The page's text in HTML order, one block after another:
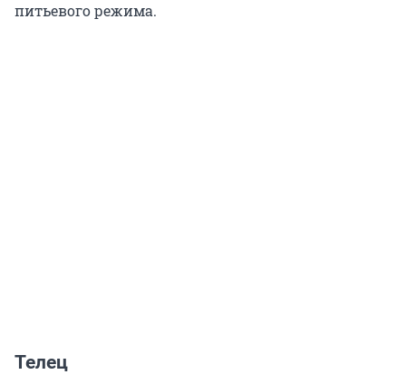
питьевого режима.
Телец